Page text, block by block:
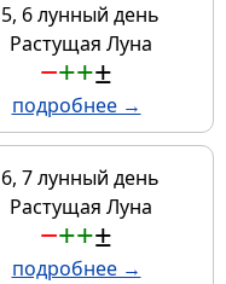
5, 6 лунный день
Растущая Луна
−++±
подробнее →
6, 7 лунный день
Растущая Луна
−++±
подробнее →